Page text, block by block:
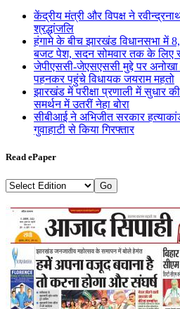
केंद्रीय मंत्री और विपक्ष ने
श्रद्धांजलि
हंगामे के बीच झारखंड विधानसभा में
बजट पेश, सदन सोमवार तक के लिए
जेपीएससी-जेएसएससी मुद्दे पर अनोखा
पहनकर पहुंचे विधायक जयराम महतो
झारखंड में परीक्षा प्रणाली में सुधार
समर्थन में उतरीं नेहा बोरा
सीबीआई ने अभिजीत सरकार
गुवाहाटी से किया गिरफ्तार
Read ePaper